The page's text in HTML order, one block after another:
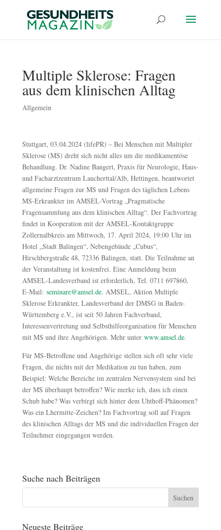
Multiple Sklerose: Fragen
aus dem klinischen Alltag
Allgemein
Stuttgart, 03.04.2024 (lifePR) – Bei Menschen mit Multipler
Sklerose (MS) dreht sich nicht alles um die medikamentöse
Behandlung. Dr. Nadine Bangert, Praxis für Neurologie, Haus-
und Facharztzentrum Laucherttal/Alb, Hettingen, beantwortet
allgemeine Fragen zur MS und Fragen des täglichen Lebens
MS-Erkrankter im AMSEL-Vortrag „Pragmatische
Fragensammlung aus dem klinischen Alltag“. Der Fachvortrag
findet in Kooperation mit der AMSEL-Kontaktgruppe
Zollernalbkreis am Mittwoch, 17. April 2024, 19:00 Uhr im
Hotel „Stadt Balingen“, Nebengebäude „Cubus“,
Hirschbergstraße 48, 72336 Balingen, statt. Die Teilnahme an
der Veranstaltung ist kostenfrei. Eine Anmeldung beim
AMSEL-Landesverband ist erforderlich, Tel. 0711 697860,
E‑Mail: seminare@amsel.de. AMSEL, Aktion Multiple
Sklerose Erkrankter, Landesverband der DMSG in Baden-
Württemberg e.V., ist seit 50 Jahren Fachverband,
Interessenvertretung und Selbsthilfeorganisation für Menschen
mit MS und ihre Angehörigen. Mehr unter www.amsel.de.
Für MS-Betroffene und Angehörige stellen sich oft sehr viele
Fragen, die nichts mit der Medikation zu tun haben, zum
Beispiel: Welche Bereiche im zentralen Nervensystem sind bei
der MS überhaupt betroffen? Wie merke ich, dass ich einen
Schub habe? Was verbirgt sich hinter dem Uhthoff-Phänomen?
Was ein Lhermitte-Zeichen? Im Fachvortrag soll auf Fragen
des klinischen Alltags der MS und die individuellen Fragen der
Teilnehmer eingegangen werden.
Suche nach Beiträgen
Neueste Beiträge